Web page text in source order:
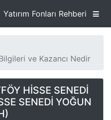
Yatırım Fonları Rehberi
ve Kazancı Nedir
HİSSE SENEDİ
SENEDİ YOĞUN